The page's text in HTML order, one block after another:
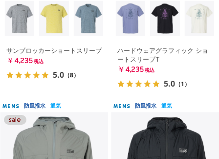
サンブロッカーショートスリーブ
￥4,235 税込
5.0 （8）
ハードウェアグラフィック ショ
ートスリーブT
￥4,235 税込
5.0 （1）
MENS 防風撥水 通気 MENS 防風撥水 通気